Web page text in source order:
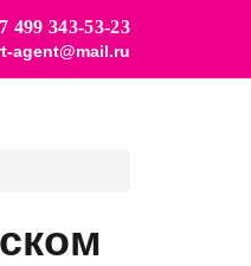
499 343-53-23
agent@mail.ru